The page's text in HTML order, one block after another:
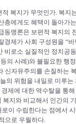
복지가 무엇인가. 복지
층에게도 혜택이 돌아가
동맹론은 보편적 복지의
제가 사회 구성원을 “
비로소 실질적인 정치공
의 사례)와 불필요한 행
신자유주의를 손질하는
의 위험을 내일로 미루는
제에 대한 역수탈을 통
지와 비교해서 인간의
이 수립한다는 점에서
으로 우월하다.